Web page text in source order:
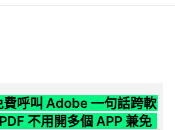
呼叫 Adobe 一句話跨軟
不用開多個 APP 兼免